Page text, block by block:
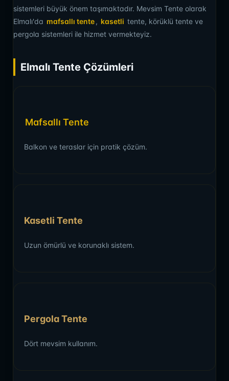
sistemleri büyük önem taşımaktadır. Mevsim Tente olarak
Elmalı'da mafsallı tente, kasetli tente, körüklü tente ve
pergola sistemleri ile hizmet vermekteyiz.
Elmalı Tente Çözümleri
Mafsallı Tente
Balkon ve teraslar için pratik çözüm.
Kasetli Tente
Uzun ömürlü ve korunaklı sistem.
Pergola Tente
Dört mevsim kullanım.